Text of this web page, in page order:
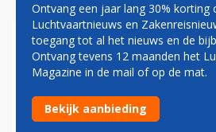
GEDWONGEN
SCHIPHOL WORDT
UITGESTELD
Ontvang een jaar lang 30% korting
Luchtvaartnieuws en
toegang tot al het nieuws en de
Ontvang tevens 12 maanden het
Magazine in de mail of op de mat.
Bekijk aanbieding